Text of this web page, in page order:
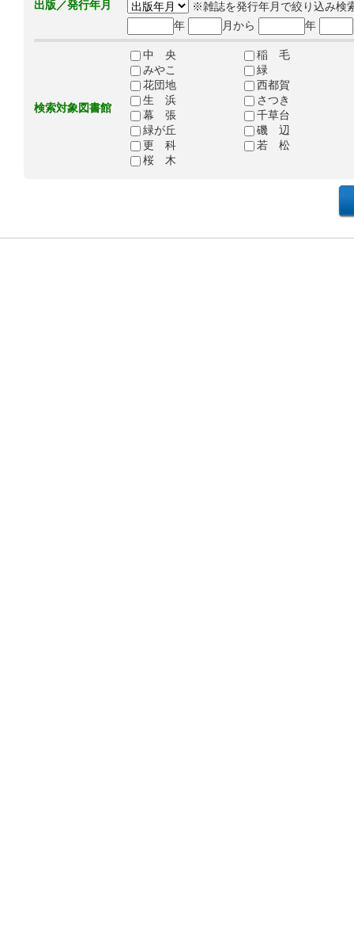
出版／発行年月
※雑誌を発行年月で絞り込み検
年
月から 年
検索対象図書館
中 央
稲 毛
みやこ
緑
花団地
西都賀
生 浜
さつき
幕 張
千草台
緑が丘
磯 辺
更 科
若 松
桜 木